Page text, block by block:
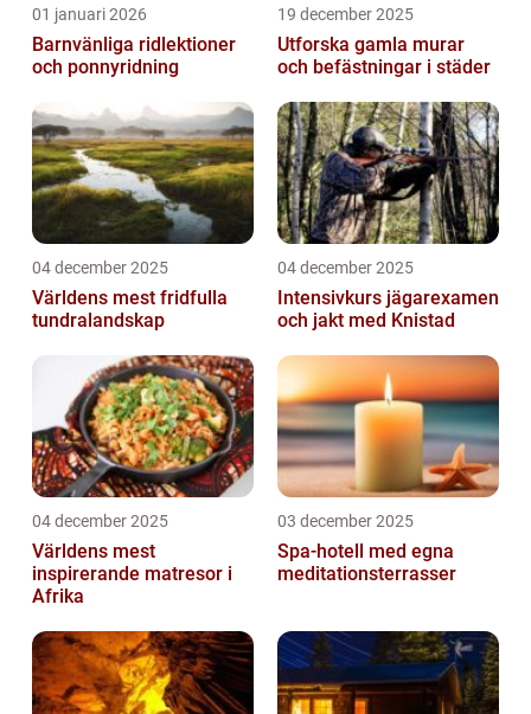
01 januari 2026
Barnvänliga ridlektioner
och ponnyridning
19 december 2025
Utforska gamla murar
och befästningar i städer
04 december 2025
Världens mest fridfulla
tundralandskap
04 december 2025
Intensivkurs jägarexamen
och jakt med Knistad
04 december 2025
Världens mest
inspirerande matresor i
Afrika
03 december 2025
Spa-hotell med egna
meditationsterrasser